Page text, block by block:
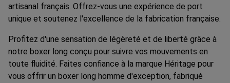
artisanal français. Offrez-vous une expérience de port
unique et soutenez l'excellence de la fabrication française.
Profitez d'une sensation de légèreté et de liberté grâce à
notre boxer long conçu pour suivre vos mouvements en
toute fluidité. Faites confiance à la marque Héritage pour
vous offrir un boxer long homme d'exception, fabriqué